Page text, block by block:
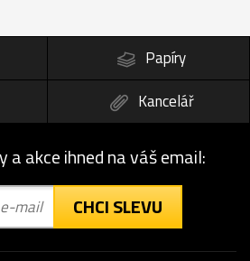
Papíry
Kancelář
a akce ihned na váš email:
CHCI SLEVU